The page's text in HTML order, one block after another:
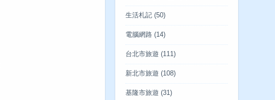
生活札記 (50)
電腦網路 (14)
台北市旅遊 (111)
新北市旅遊 (108)
基隆市旅遊 (31)